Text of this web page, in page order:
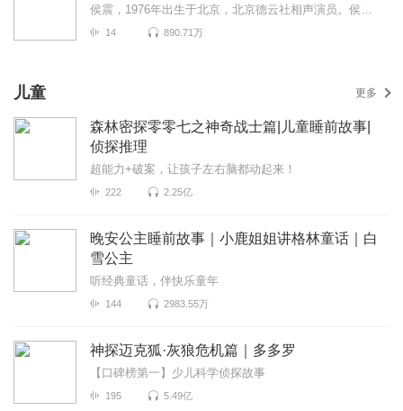
侯震，1976年出生于北京，北京德云社相声演员。侯震是相声大家侯宝林长孙，被称为...
14 890.71万
儿童 更多
森林密探零零七之神奇战士篇|儿童睡前故事|
侦探推理
超能力+破案，让孩子左右脑都动起来！
222 2.25亿
晚安公主睡前故事｜小鹿姐姐讲格林童话｜白
雪公主
听经典童话，伴快乐童年
144 2983.55万
神探迈克狐·灰狼危机篇｜多多罗
【口碑榜第一】少儿科学侦探故事
195 5.49亿